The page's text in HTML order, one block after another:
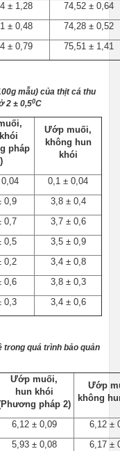
± 1,28
74,52 ± 0,64
± 0,48
74,28 ± 0,52
± 0,79 75,51 ± 1,41
mẫu) của thịt cá thu
2 ± 0,50C
pháp
Ướp muối,
không hun
khói
0,1 ± 0,04
0,9
3,8 ± 0,4
0,7
3,7 ± 0,6
0,5
3,5 ± 0,9
0,2
3,4 ± 0,8
0,6
3,8 ± 0,3
0,3 3,4 ± 0,6
trong quá trình bảo quản
Ướp muối,
hun khói
pháp 2)
Ướp
không
6,12 ± 0,09
6,12 ±
5,93 ± 0,08
6,17 ±